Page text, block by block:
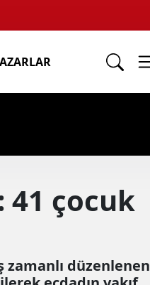
41 çocuk
zamanlı düzenlenen